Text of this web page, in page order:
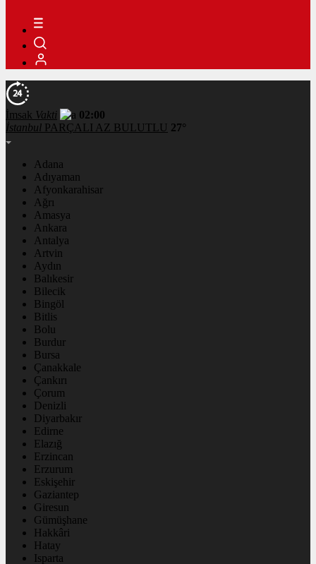
İmsak Vakti
02:00
İstanbul PARÇALI AZ BULUTLU 27°
Adana
Adıyaman
Afyonkarahisar
Ağrı
Amasya
Ankara
Antalya
Artvin
Aydın
Balıkesir
Bilecik
Bingöl
Bitlis
Bolu
Burdur
Bursa
Çanakkale
Çankırı
Çorum
Denizli
Diyarbakır
Edirne
Elazığ
Erzincan
Erzurum
Eskişehir
Gaziantep
Giresun
Gümüşhane
Hakkâri
Hatay
Isparta